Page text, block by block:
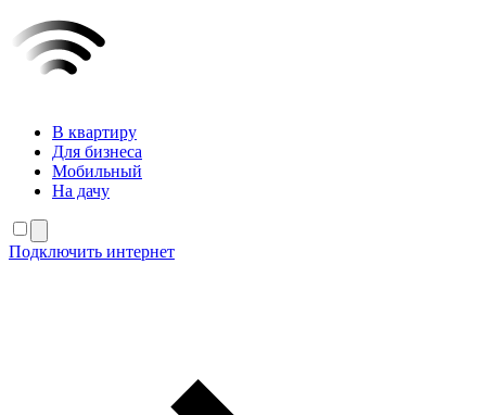
В квартиру
Для бизнеса
Мобильный
На дачу
Подключить интернет